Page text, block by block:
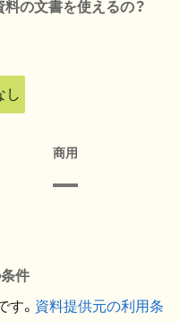
の文書を使えるの？
し
商用
件
。 資料提供元の利用条